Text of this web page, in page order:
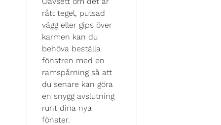
rått tegel, putsad
vägg eller gips över
karmen kan du
behöva beställa
fönstren med en
ramspårning så att
du senare kan göra
en snygg avslutning
runt dina nya
fönster.